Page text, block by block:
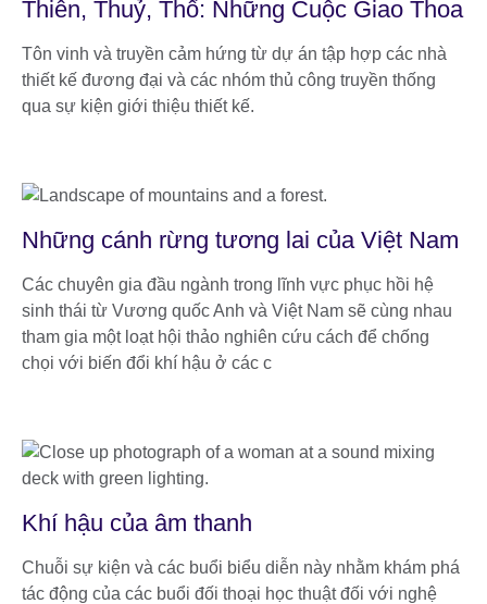
Thiên, Thuỷ, Thổ: Những Cuộc Giao Thoa
Tôn vinh và truyền cảm hứng từ dự án tập hợp các nhà
thiết kế đương đại và các nhóm thủ công truyền thống
qua sự kiện giới thiệu thiết kế.
Những cánh rừng tương lai của Việt Nam
Các chuyên gia đầu ngành trong lĩnh vực phục hồi hệ
sinh thái từ Vương quốc Anh và Việt Nam sẽ cùng nhau
tham gia một loạt hội thảo nghiên cứu cách để chống
chọi với biến đổi khí hậu ở các c
Khí hậu của âm thanh
Chuỗi sự kiện và các buổi biểu diễn này nhằm khám phá
tác động của các buổi đối thoại học thuật đối với nghệ